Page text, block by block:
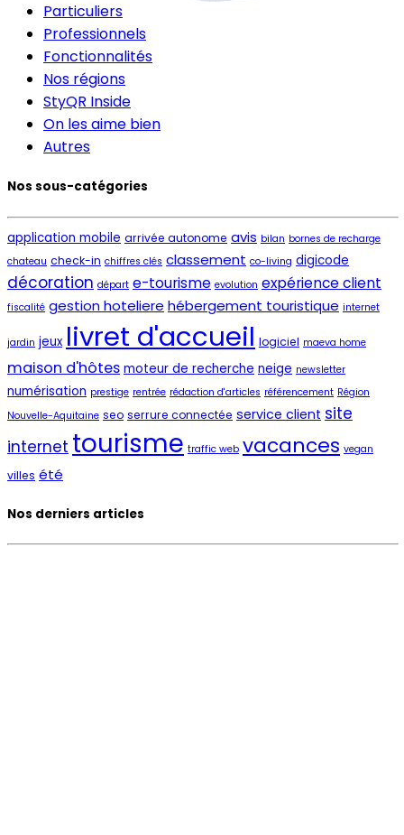
Particuliers
Professionnels
Fonctionnalités
Nos régions
StyQR Inside
On les aime bien
Autres
Nos sous-catégories
application mobile arrivée autonome avis bilan bornes de recharge
chateau check-in chiffres clés classement co-living digicode
décoration départ e-tourisme evolution expérience client
fiscalité gestion hoteliere hébergement touristique internet
jardin jeux livret d'accueil logiciel maeva home
maison d'hôtes moteur de recherche neige newsletter
numérisation prestige rentrée rédaction d'articles référencement Région
Nouvelle-Aquitaine seo serrure connectée service client site
internet tourisme traffic web vacances vegan
villes été
Nos derniers articles